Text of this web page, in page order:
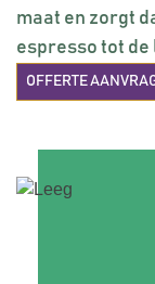
maat en zorgt
espresso tot
OFFERTE